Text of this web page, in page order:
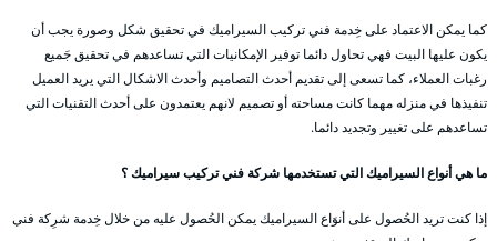
كما يمكن الاعتماد على خِدمة فني تركيب السيراميك في تحقيق شكل وصورة يجب أن
يكون عليها البيت فهي تحاول دائما توفير الإمكانيات التي تساعدهم في تحقيق جَميع
رغبات العملاء، كما تسعى إلى تقديم أحدث التصاميم وأحدث الاشكال التي يريد العميل
تنفيذها في منزله مهما كانت مساحته أو تصميم لانهم يعتمدون على أحدث التقنيات التي
تساعدهم على تغيير وتجديد دائما.
ما هي أنواع السيراميك التي تستخدمها شركة فني تركيب سيراميك ؟
إذا كنت تريد الحُصول على أنوَاع السيراميك يمكن الحُصول عليه من خلال خِدمة شرِكة فني